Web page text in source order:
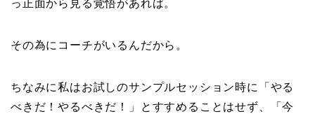
っ正面から見る覚悟があれば。
その為にコーチがいるんだから。
ちなみに私はお試しのサンプルセッション時に「やる
べきだ！やるべきだ！」とすすめることはせず、「今